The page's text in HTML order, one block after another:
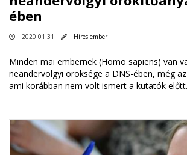
ében
2020.01.31 Híres ember
Minden mai embernek (Homo sapiens) van
neandervölgyi öröksége a DNS-ében, még
ami korábban nem volt ismert a kutatók előtt.